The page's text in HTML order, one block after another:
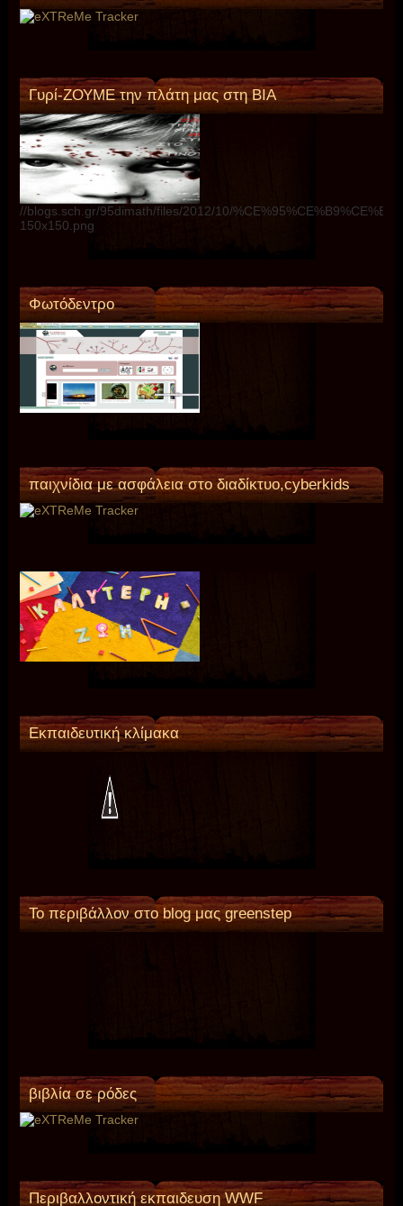
Γυρί-ΖΟΥΜΕ την πλάτη μας στη ΒΙΑ
//blogs.sch.gr/95dimath/files/2012/10/
150x150.png
Φωτόδεντρο
παιχνίδια με ασφάλεια στο διαδίκτυο,cyberkids
Εκπαιδευτική κλίμακα
Το περιβάλλον στο blog μας greenstep
βιβλία σε ρόδες
Περιβαλλοντική εκπαιδευση WWF